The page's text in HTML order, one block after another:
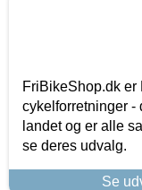
FriBikeShop.dk
cykelforretninger -
landet og er alle
se deres udvalg.
Se